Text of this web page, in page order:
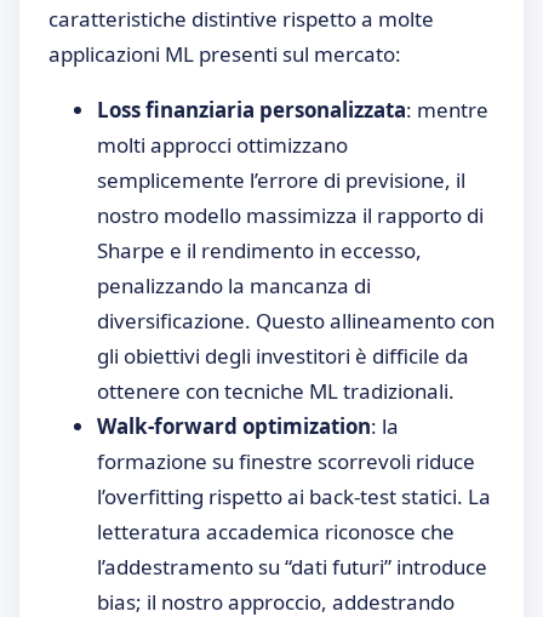
caratteristiche distintive rispetto a molte
applicazioni ML presenti sul mercato:
Loss finanziaria personalizzata: mentre
molti approcci ottimizzano
semplicemente l’errore di previsione, il
nostro modello massimizza il rapporto di
Sharpe e il rendimento in eccesso,
penalizzando la mancanza di
diversificazione. Questo allineamento con
gli obiettivi degli investitori è difficile da
ottenere con tecniche ML tradizionali.
Walk-forward optimization: la
formazione su finestre scorrevoli riduce
l’overfitting rispetto ai back-test statici. La
letteratura accademica riconosce che
l’addestramento su “dati futuri” introduce
bias; il nostro approccio, addestrando